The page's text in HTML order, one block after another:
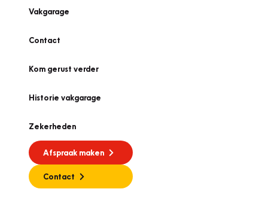
Vakgarage
Contact
Kom gerust verder
Historie vakgarage
Zekerheden
Afspraak maken
Contact